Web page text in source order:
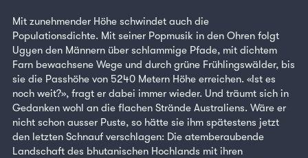
Mit zunehmender Höhe schwindet auch die
Populationsdichte. Mit seiner Popmusik in den Ohren folgt
Ugyen den Männern über schlammige Pfade, mit dichtem
Farn bewachsene Wege und durch grüne Frühlingswälder, bis
sie die Passhöhe von 5240 Metern Höhe erreichen. «Ist es
noch weit?», fragt er dabei immer wieder. Und träumt sich in
Gedanken wohl an die flachen Strände Australiens. Wäre er
nicht schon ausser Puste, so hätte sie ihm spätestens jetzt
den letzten Schnauf verschlagen: Die atemberaubende
Landschaft des bhutanischen Hochlands mit ihren